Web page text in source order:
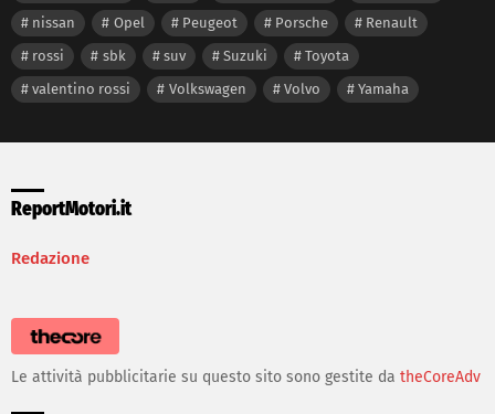
nissan
Opel Peugeot Porsche
Renault
rossi
sbk suv Suzuki
Toyota
valentino rossi
Volkswagen Volvo Yamaha
ReportMotori.it
Redazione
Le attività pubblicitarie su questo sito sono gestite da theCoreAdv